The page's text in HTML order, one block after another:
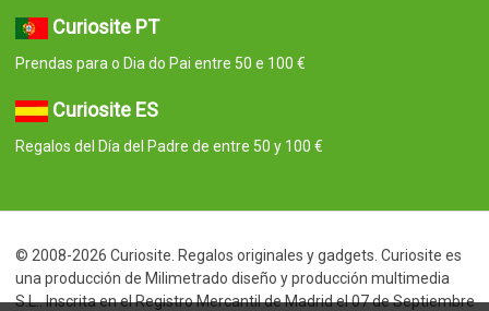
Curiosite PT
Prendas para o Dia do Pai entre 50 e 100 €
Curiosite ES
Regalos del Día del Padre de entre 50 y 100 €
© 2008-2026 Curiosite. Regalos originales y gadgets. Curiosite es
una producción de Milimetrado diseño y producción multimedia
S.L.. Inscrita en el Registro Mercantil de Madrid el 07 de Septiembre